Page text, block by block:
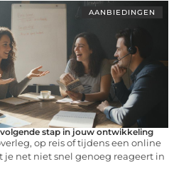
AANBIEDINGEN
volgende stap in jouw ontwikkeling
op reis of tijdens een online
je net niet snel genoeg reageert in